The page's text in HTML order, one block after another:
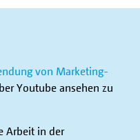
von Marketing-
Youtube ansehen zu
Arbeit in der